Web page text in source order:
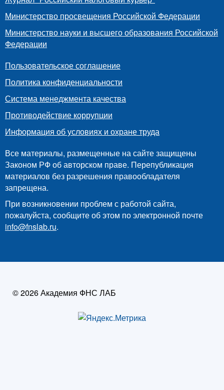
Министерство просвещения Российской Федерации
Министерство науки и высшего образования Российской
Федерации
Пользовательское соглашение
Политика конфиденциальности
Система менеджмента качества
Противодействие коррупции
Информация об условиях и охране труда
Все материалы, размещенные на сайте защищены
Законом РФ об авторском праве. Перепубликация
материалов без разрешения правообладателя
запрещена.
При возникновении проблем с работой сайта,
пожалуйста, сообщите об этом по электронной почте
info@fnslab.ru.
© 2026 Академия ФНС ЛАБ